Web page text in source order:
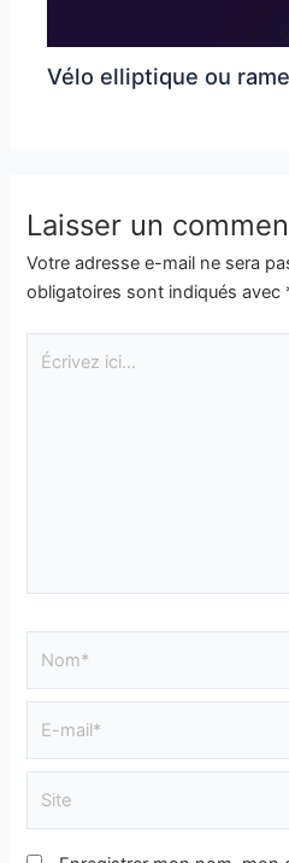
Vélo elliptique ou
Laisser un
Votre adresse e-mail ne sera
obligatoires sont indiqués avec
Écrivez
ici…